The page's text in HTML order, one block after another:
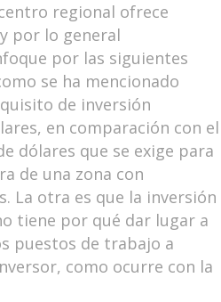
regional ofrece
por lo general
por las siguientes
se ha mencionado
de inversión
en comparación con el
dólares que se exige para
de una zona con
La otra es que la inversión
tiene por qué dar lugar a
puestos de trabajo a
como ocurre con la